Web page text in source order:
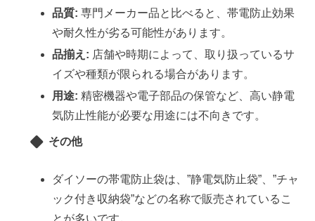
品質: 専門メーカー品と比べると、帯電防止効果
や耐久性が劣る可能性があります。
品揃え: 店舗や時期によって、取り扱っているサ
イズや種類が限られる場合があります。
用途: 精密機器や電子部品の保管など、高い静電
気防止性能が必要な用途には不向きです。
その他
ダイソーの帯電防止袋は、”静電気防止袋”、”チャ
ック付き収納袋”などの名称で販売されているこ
とが多いです。